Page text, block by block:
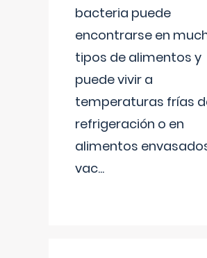
bacteria puede
encontrarse en
tipos de alimentos y
puede vivir a
temperaturas frías
refrigeración o en
alimentos
vac...